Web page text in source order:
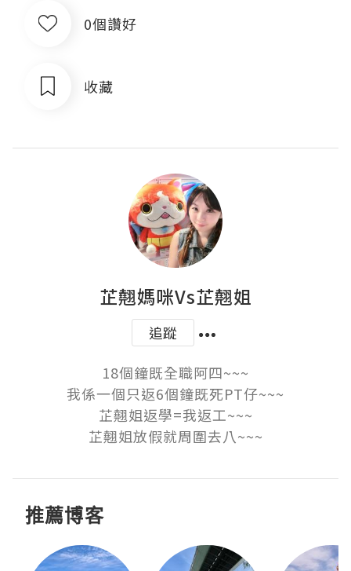
0個讚好
收藏
芷翹媽咪Vs芷翹姐
追蹤
18個鐘既全職阿四~~~
我係一個只返6個鐘既死PT仔~~~
芷翹姐返學=我返工~~~
芷翹姐放假就周圍去八~~~
推薦博客